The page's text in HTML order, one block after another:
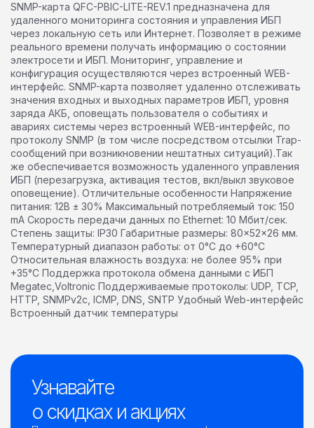
SNMP-карта QFC-PBIC-LITE-REV.1 предназначена для
удаленного мониторинга состояния и управления ИБП
через локальную сеть или Интернет. Позволяет в режиме
реального времени получать информацию о состоянии
электросети и ИБП. Мониторинг, управление и
конфигурация осуществляются через встроенный WEB-
интерфейс. SNMP-карта позволяет удаленно отслеживать
значения входных и выходных параметров ИБП, уровня
заряда АКБ, оповещать пользователя о событиях и
авариях системы через встроенный WEB-интерфейс, по
протоколу SNMP (в том числе посредством отсылки Trap-
сообщений при возникновении нештатных ситуаций).Так
же обеспечивается возможность удаленного управления
ИБП (перезагрузка, активация тестов, вкл/выкл звуковое
оповещение). Отличительные особенности Напряжение
питания: 12В ± 30% Максимальный потребляемый ток: 150
mA Скорость передачи данных по Ethernet: 10 Мбит/сек.
Степень защиты: IP30 Габаритные размеры: 80×52×26 мм.
Температурный диапазон работы: от 0°C до +60°C
Относительная влажность воздуха: не более 95% при
+35°C Поддержка протокола обмена данными с ИБП
Megatec,Voltronic Поддерживаемые протоколы: UDP, TCP,
HTTP, SNMPv2c, ICMP, DNS, SNTP Удобный Web-интерфейс
Встроенный датчик температуры
Узнавайте
о скидках и акциях